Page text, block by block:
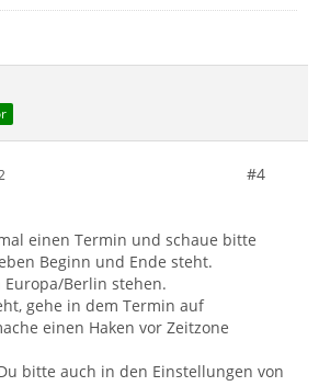
#4
einen Termin und schaue bitte
Beginn und Ende steht.
Berlin stehen.
gehe in dem Termin auf
einen Haken vor Zeitzone
bitte auch in den Einstellungen von